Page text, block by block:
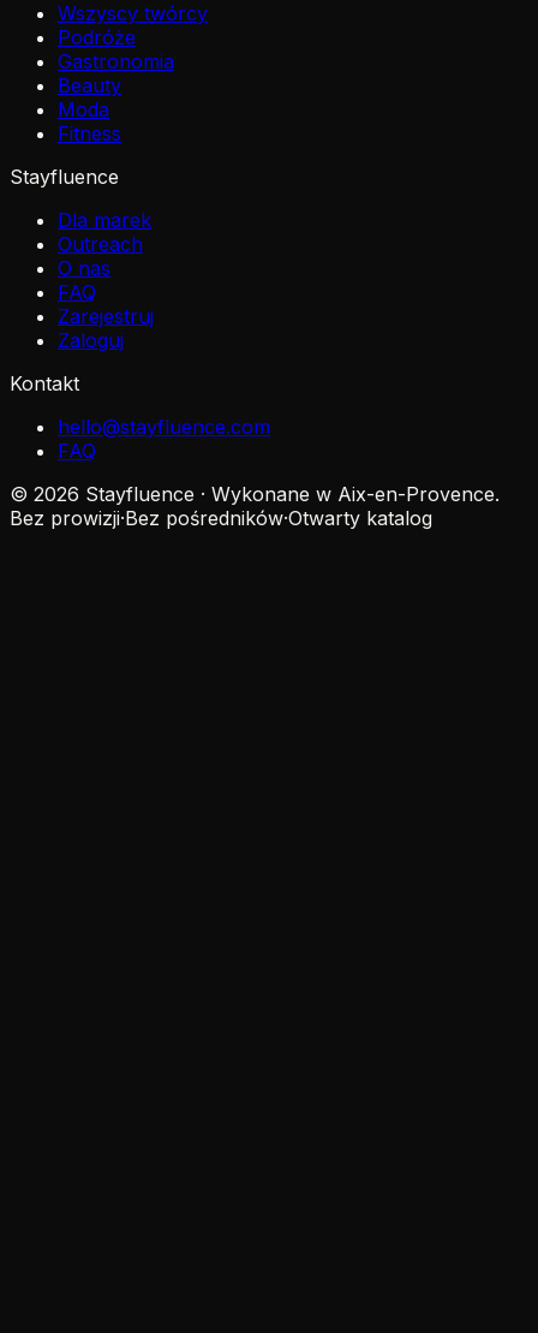
Wszyscy twórcy
Podróże
Gastronomia
Beauty
Moda
Fitness
Stayfluence
Dla marek
Outreach
O nas
FAQ
Zarejestruj
Zaloguj
Kontakt
hello@stayfluence.com
FAQ
© 2026 Stayfluence · Wykonane w Aix-en-Provence.
Bez prowizji·Bez pośredników·Otwarty katalog